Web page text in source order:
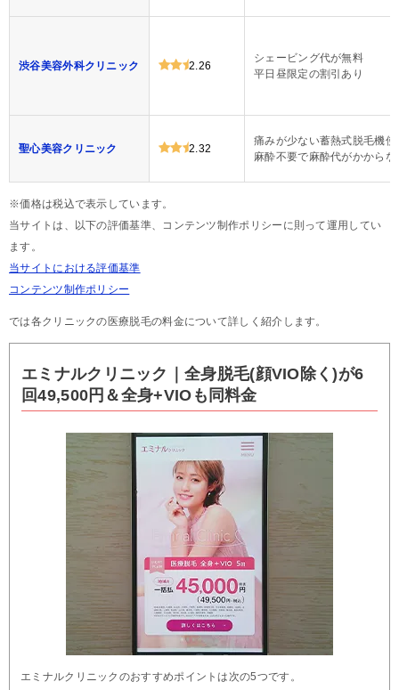
渋谷美容外科クリニック 2.26
シェービング代が無料
平日昼限定の割引あり
聖心美容クリニック 2.32
痛みが少ない蓄熱式脱毛機使
麻酔不要で麻酔代がかからな
※価格は税込で表示しています。
当サイトは、以下の評価基準、コンテンツ制作ポリシーに則って運用してい
ます。
当サイトにおける評価基準
コンテンツ制作ポリシー
では各クリニックの医療脱毛の料金について詳しく紹介します。
エミナルクリニック｜全身脱毛(顔VIO除く)が6
回49,500円＆全身+VIOも同料金
エミナルクリニックのおすすめポイントは次の5つです。